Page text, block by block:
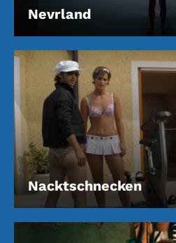
Nevrland
Nacktschnecken